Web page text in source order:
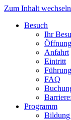
Zum Inhalt wechseln
Besuch
Ihr
Anfahrt
Eintritt
FAQ
Programm